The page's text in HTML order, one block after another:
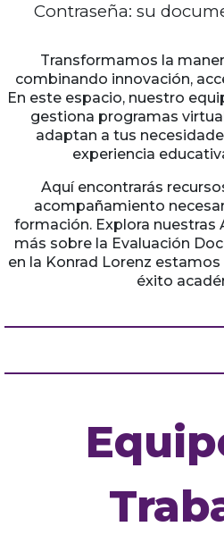
Contraseña: su
Transformamos la
combinando innovación,
En este espacio, nuestro
gestiona programas
adaptan a tus
experiencia
Aquí encontrarás
acompañamiento
formación. Explora nuestras
más sobre la Evaluación
en la Konrad Lorenz
éxito